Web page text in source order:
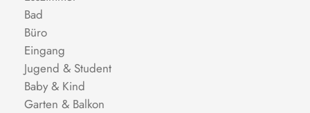
Bad
Büro
Eingang
Jugend & Student
Baby & Kind
Garten & Balkon